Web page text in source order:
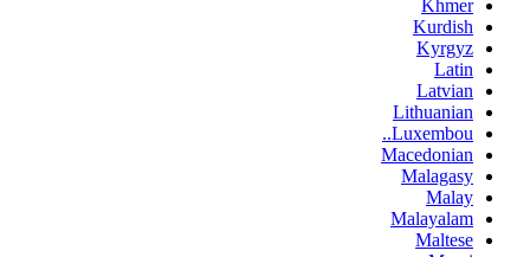
Khmer
Kurdish
Kyrgyz
Latin
Latvian
Lithuanian
Luxembou..
Macedonian
Malagasy
Malay
Malayalam
Maltese